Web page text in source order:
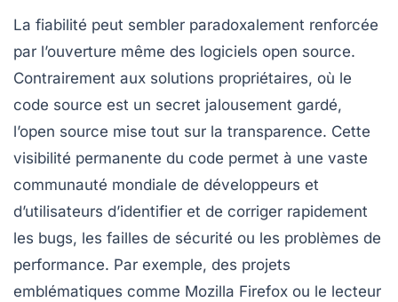
La fiabilité peut sembler paradoxalement renforcée
par l’ouverture même des logiciels open source.
Contrairement aux solutions propriétaires, où le
code source est un secret jalousement gardé,
l’open source mise tout sur la transparence. Cette
visibilité permanente du code permet à une vaste
communauté mondiale de développeurs et
d’utilisateurs d’identifier et de corriger rapidement
les bugs, les failles de sécurité ou les problèmes de
performance. Par exemple, des projets
emblématiques comme Mozilla Firefox ou le lecteur